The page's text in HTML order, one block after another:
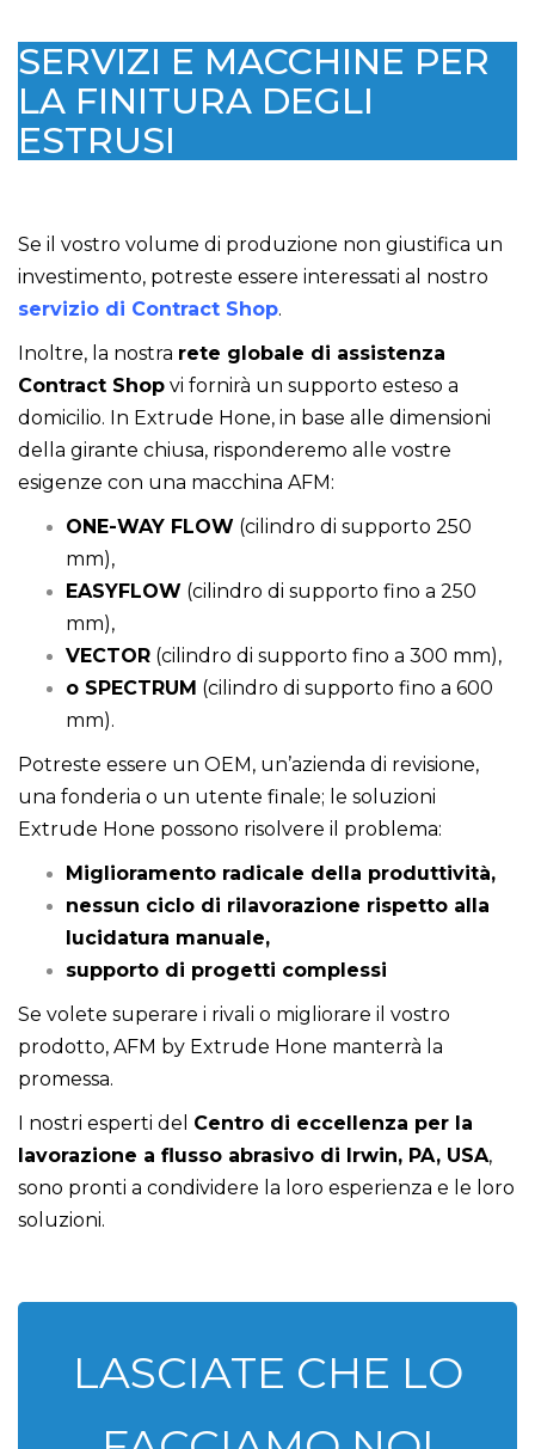
SERVIZI E MACCHINE PER
LA FINITURA DEGLI
ESTRUSI
Se il vostro volume di produzione non giustifica un
investimento, potreste essere interessati al nostro
servizio di Contract Shop.
Inoltre, la nostra rete globale di assistenza
Contract Shop vi fornirà un supporto esteso a
domicilio. In Extrude Hone, in base alle dimensioni
della girante chiusa, risponderemo alle vostre
esigenze con una macchina AFM:
ONE-WAY FLOW (cilindro di supporto 250
mm),
EASYFLOW (cilindro di supporto fino a 250
mm),
VECTOR (cilindro di supporto fino a 300 mm),
o SPECTRUM (cilindro di supporto fino a 600
mm).
Potreste essere un OEM, un’azienda di revisione,
una fonderia o un utente finale; le soluzioni
Extrude Hone possono risolvere il problema:
Miglioramento radicale della produttività,
nessun ciclo di rilavorazione rispetto alla
lucidatura manuale,
supporto di progetti complessi
Se volete superare i rivali o migliorare il vostro
prodotto, AFM by Extrude Hone manterrà la
promessa.
I nostri esperti del Centro di eccellenza per la
lavorazione a flusso abrasivo di Irwin, PA, USA,
sono pronti a condividere la loro esperienza e le loro
soluzioni.
LASCIATE CHE LO